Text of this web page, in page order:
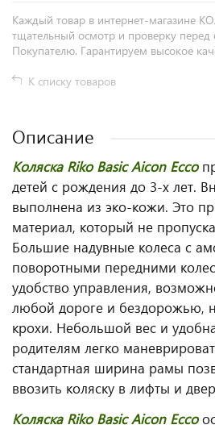
Каждый товар в интернет-магазине
тщательный осмотр и проверку перед
Покупателю. Гарантируем высокое
К списку товаров
Описание
Коляска Riko Basic Aicon Ecco
детей с рождения до 3-х лет.
выполнена из эко-кожи. Это
материал, который не
Большие надувные колеса с
поворотными передними
удобство управления,
любой дороге и бездорожью,
крохи. Небольшой вес и
родителям легко
стандартная ширина рамы
ввозить коляску в лифты и
Коляска Riko Basic Aicon Ecco